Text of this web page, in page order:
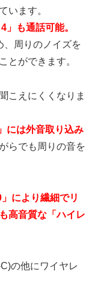
います。
も通話可能。
、周りのノイズを
とができます。
こえにくくなりま
には外音取り込み
らでも周りの音を
により繊細でリ
高音質な「ハイレ
の他にワイヤレ